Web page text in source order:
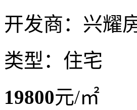
开发商：兴耀
类型：住宅
19800元/㎡